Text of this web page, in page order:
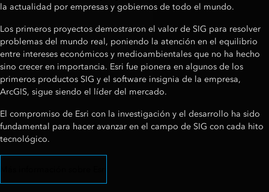
la actualidad por empresas y gobiernos de todo el mundo.
Los primeros proyectos demostraron el valor de SIG para resolver
problemas del mundo real, poniendo la atención en el equilibrio
entre intereses económicos y medioambientales que no ha hecho
sino crecer en importancia. Esri fue pionera en algunos de los
primeros productos SIG y el software insignia de la empresa,
ArcGIS, sigue siendo el líder del mercado.
El compromiso de Esri con la investigación y el desarrollo ha sido
fundamental para hacer avanzar en el campo de SIG con cada hito
tecnológico.